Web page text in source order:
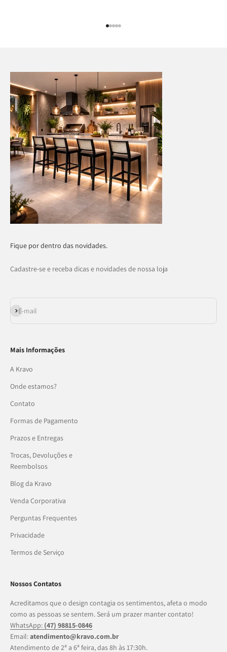
Fique por dentro das novidades.
Cadastre-se e receba dicas e novidades de nossa loja
E-mail
Assinar
Mais Informações
A Kravo
Onde estamos?
Contato
Formas de Pagamento
Prazos e Entregas
Trocas, Devoluções e
Reembolsos
Blog da Kravo
Venda Corporativa
Perguntas Frequentes
Privacidade
Termos de Serviço
Nossos Contatos
Acreditamos que o design contagia os sentimentos, afeta o modo
como as pessoas se sentem. Será um prazer manter contato!
WhatsApp: (47) 98815-0846
Email:atendimento@kravo.com.br
Atendimento de 2ª a 6ª feira, das 8h às 17:30h.